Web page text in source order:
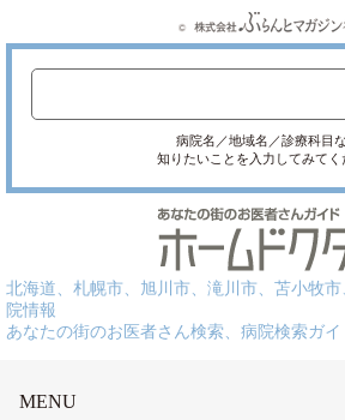
病院名／地域名／診療科目
知りたいことを入力してみてく
北海道、札幌市、旭川市、滝川市、苫小牧
院情報
あなたの街のお医者さん検索、病院検索ガイ
MENU